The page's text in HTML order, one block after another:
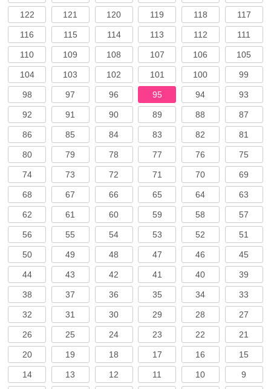
122 121 120 119 118 117
116 115 114 113 112 111
110 109 108 107 106 105
104 103 102 101 100 99
98 97 96 95 94 93
92 91 90 89 88 87
86 85 84 83 82 81
80 79 78 77 76 75
74 73 72 71 70 69
68 67 66 65 64 63
62 61 60 59 58 57
56 55 54 53 52 51
50 49 48 47 46 45
44 43 42 41 40 39
38 37 36 35 34 33
32 31 30 29 28 27
26 25 24 23 22 21
20 19 18 17 16 15
14 13 12 11 10 9